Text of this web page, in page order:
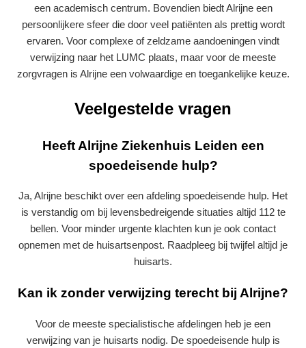
een academisch centrum. Bovendien biedt Alrijne een
persoonlijkere sfeer die door veel patiënten als prettig wordt
ervaren. Voor complexe of zeldzame aandoeningen vindt
verwijzing naar het LUMC plaats, maar voor de meeste
zorgvragen is Alrijne een volwaardige en toegankelijke keuze.
Veelgestelde vragen
Heeft Alrijne Ziekenhuis Leiden een
spoedeisende hulp?
Ja, Alrijne beschikt over een afdeling spoedeisende hulp. Het
is verstandig om bij levensbedreigende situaties altijd 112 te
bellen. Voor minder urgente klachten kun je ook contact
opnemen met de huisartsenpost. Raadpleeg bij twijfel altijd je
huisarts.
Kan ik zonder verwijzing terecht bij Alrijne?
Voor de meeste specialistische afdelingen heb je een
verwijzing van je huisarts nodig. De spoedeisende hulp is